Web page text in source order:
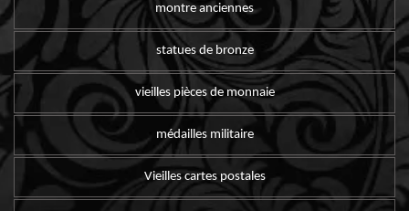
montre anciennes
statues de bronze
vieilles pièces de monnaie
médailles militaire
Vieilles cartes postales